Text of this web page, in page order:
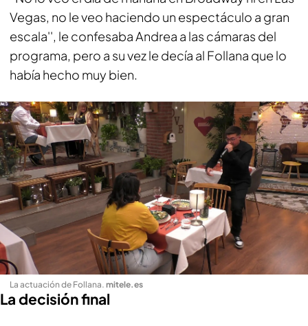
Vegas, no le veo haciendo un espectáculo a gran
escala'', le confesaba Andrea a las cámaras del
programa, pero a su vez le decía al Follana que lo
había hecho muy bien.
La actuación de Follana. mitele.es
La decisión final